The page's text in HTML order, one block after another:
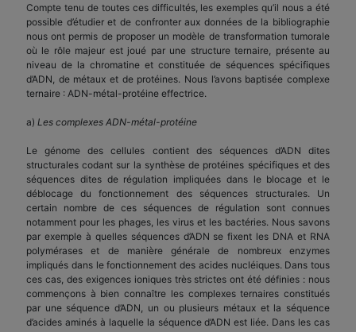
Compte tenu de toutes ces difficultés, les exemples qu’il nous a été
possible d’étudier et de confronter aux données de la bibliographie
nous ont permis de proposer un modèle de transformation tumorale
où le rôle majeur est joué par une structure ternaire, présente au
niveau de la chromatine et constituée de séquences spécifiques
d’ADN, de métaux et de protéines. Nous l’avons baptisée complexe
ternaire : ADN-métal-protéine effectrice.
a) Les complexes ADN-métal-protéine
Le génome des cellules contient des séquences d’ADN dites
structurales codant sur la synthèse de protéines spécifiques et des
séquences dites de régulation impliquées dans le blocage et le
déblocage du fonctionnement des séquences structurales. Un
certain nombre de ces séquences de régulation sont connues
notamment pour les phages, les virus et les bactéries. Nous savons
par exemple à quelles séquences d’ADN se fixent les DNA et RNA
polymérases et de manière générale de nombreux enzymes
impliqués dans le fonctionnement des acides nucléiques. Dans tous
ces cas, des exigences ioniques très strictes ont été définies : nous
commençons à bien connaître les complexes ternaires constitués
par une séquence d’ADN, un ou plusieurs métaux et la séquence
d’acides aminés à laquelle la séquence d’ADN est liée. Dans les cas